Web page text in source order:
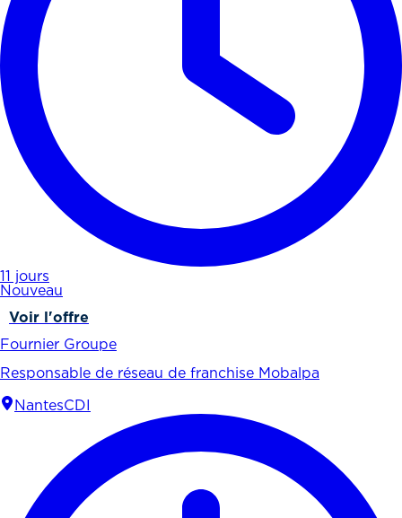
11 jours
Nouveau
Voir l'offre
Fournier Groupe
Responsable de réseau de franchise Mobalpa
NantesCDI